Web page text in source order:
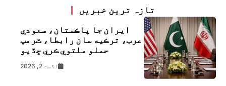
تازہ ترین خبریں
ايران جا پاڪستان، سعودي
عرب، ترڪيه سان رابطا، ٽرمپ
حملو ملتوي ڪري ڇڏيو
اگست 2, 2026